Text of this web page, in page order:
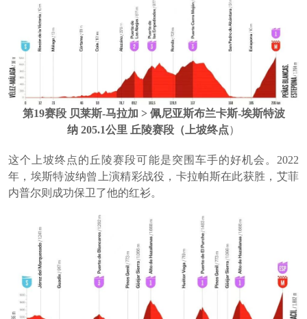
第19赛段 贝莱斯-马拉加 > 佩尼亚斯布兰卡斯-埃斯特波
纳 205.1公里 丘陵赛段（上坡终点）
这个上坡终点的丘陵赛段可能是突围车手的好机会。2022
年，埃斯特波纳曾上演精彩战役，卡拉帕斯在此获胜，艾菲
内普尔则成功保卫了他的红衫。